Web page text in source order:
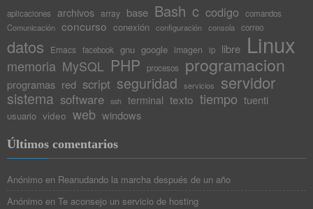
aplicaciones archivos array base Bash c codigo
comandos
Comunicación concurso conexión configuración consola correo
datos Emacs facebook gnu google imagen ip libre Linux
memoria MySQL PHP procesos programacion
programas red script seguridad servicios servidor
sistema software ssh terminal texto tiempo tuenti
usuario video web windows
Últimos comentarios
Anónimo en Reanudando la marcha después de un año
Anónimo en Te aconsejo un servicio de hosting